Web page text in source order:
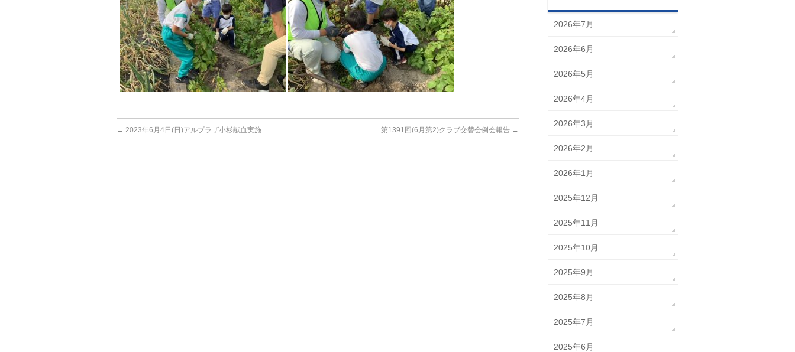
← 2023年6月4日(日)アルプラザ小杉献血実施 第1391回(6月第2)クラブ交替会例会報告 →
2026年7月
2026年6月
2026年5月
2026年4月
2026年3月
2026年2月
2026年1月
2025年12月
2025年11月
2025年10月
2025年9月
2025年8月
2025年7月
2025年6月